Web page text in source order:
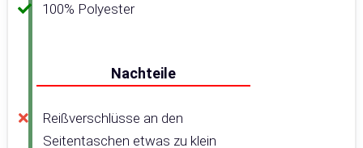
100% Polyester
Nachteile
Reißverschlüsse an den
Seitentaschen etwas zu klein